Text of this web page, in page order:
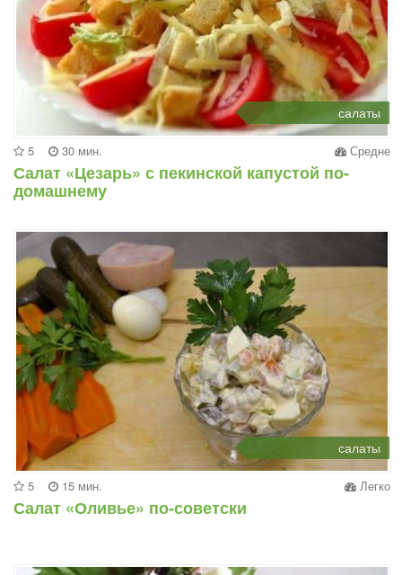
салаты
5 30 мин. Средне
Салат «Цезарь» с пекинской капустой по-
домашнему
салаты
5 15 мин. Легко
Салат «Оливье» по-советски